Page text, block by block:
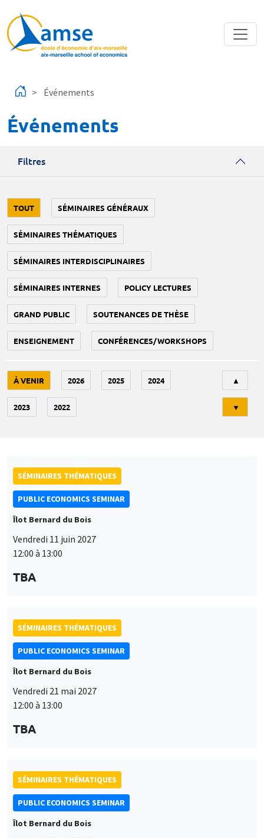
Événements
Événements
Filtres
TOUT SÉMINAIRES GÉNÉRAUX
SÉMINAIRES THÉMATIQUES
SÉMINAIRES INTERDISCIPLINAIRES
SÉMINAIRES INTERNES POLICY LECTURES
GRAND PUBLIC SOUTENANCES DE THÈSE
ENSEIGNEMENT CONFÉRENCES/WORKSHOPS
À VENIR 2026 2025 2024
2023 2022
▲
▼
SÉMINAIRES THÉMATIQUES
PUBLIC ECONOMICS SEMINAR
Îlot Bernard du Bois
Vendredi 11 juin 2027
12:00 à 13:00
TBA
SÉMINAIRES THÉMATIQUES
PUBLIC ECONOMICS SEMINAR
Îlot Bernard du Bois
Vendredi 21 mai 2027
12:00 à 13:00
TBA
SÉMINAIRES THÉMATIQUES
PUBLIC ECONOMICS SEMINAR
Îlot Bernard du Bois